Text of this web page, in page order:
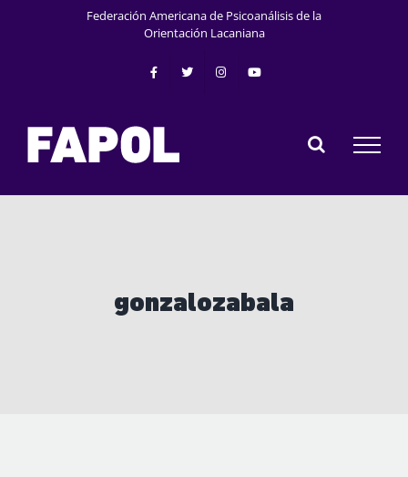
Federación Americana de Psicoanálisis de la
Orientación Lacaniana
gonzalozabala